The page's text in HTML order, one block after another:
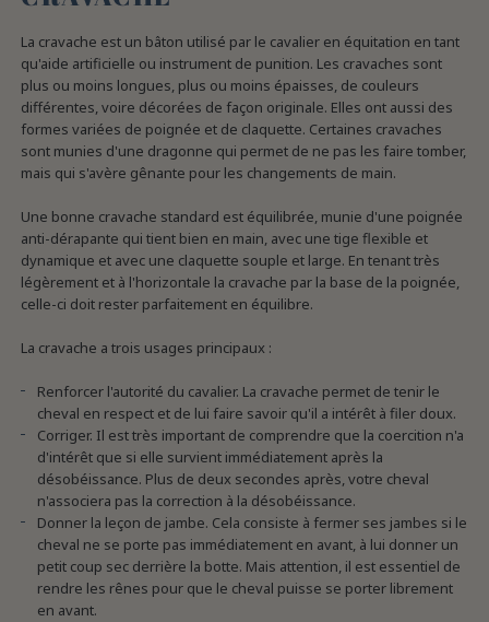
La cravache est un bâton utilisé par le cavalier en équitation en tant
qu'aide artificielle ou instrument de punition. Les cravaches sont
plus ou moins longues, plus ou moins épaisses, de couleurs
différentes, voire décorées de façon originale. Elles ont aussi des
formes variées de poignée et de claquette. Certaines cravaches
sont munies d'une dragonne qui permet de ne pas les faire tomber,
mais qui s'avère gênante pour les changements de main.
Une bonne cravache standard est équilibrée, munie d'une poignée
anti-dérapante qui tient bien en main, avec une tige flexible et
dynamique et avec une claquette souple et large. En tenant très
légèrement et à l'horizontale la cravache par la base de la poignée,
celle-ci doit rester parfaitement en équilibre.
La cravache a trois usages principaux :
Renforcer l'autorité du cavalier. La cravache permet de tenir le
cheval en respect et de lui faire savoir qu'il a intérêt à filer doux.
Corriger. Il est très important de comprendre que la coercition n'a
d'intérêt que si elle survient immédiatement après la
désobéissance. Plus de deux secondes après, votre cheval
n'associera pas la correction à la désobéissance.
Donner la leçon de jambe. Cela consiste à fermer ses jambes si le
cheval ne se porte pas immédiatement en avant, à lui donner un
petit coup sec derrière la botte. Mais attention, il est essentiel de
rendre les rênes pour que le cheval puisse se porter librement
en avant.